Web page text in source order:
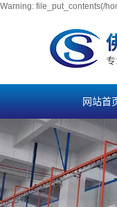
Warning: file_put_contents(/
网站首